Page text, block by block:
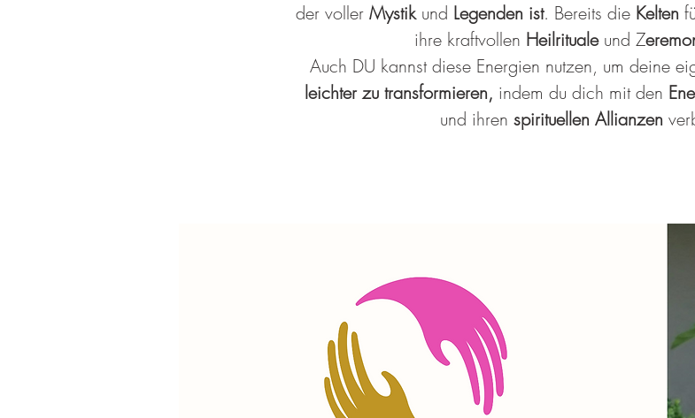
der voller Mystik und Legenden ist. Bereits die Kelten
ihre kraftvollen Heilrituale und Z
Auch DU kannst diese Energien nutzen, um deine
leichter zu transformieren, indem du dich mit den
und ihren spirituellen Allianzen